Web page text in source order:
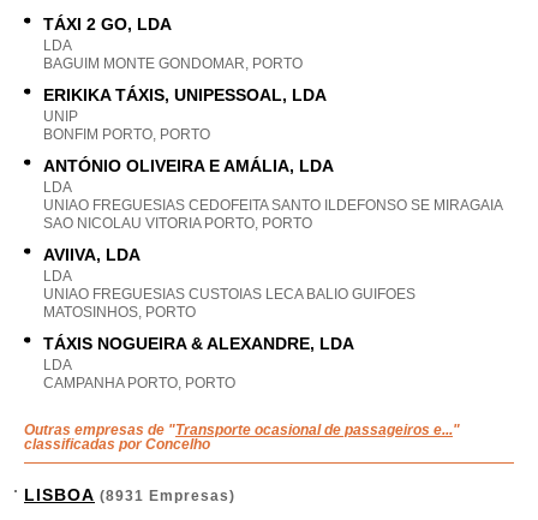
TÁXI 2 GO, LDA
LDA
BAGUIM MONTE GONDOMAR, PORTO
ERIKIKA TÁXIS, UNIPESSOAL, LDA
UNIP
BONFIM PORTO, PORTO
ANTÓNIO OLIVEIRA E AMÁLIA, LDA
LDA
UNIAO FREGUESIAS CEDOFEITA SANTO ILDEFONSO SE MIRAGAIA
SAO NICOLAU VITORIA PORTO, PORTO
AVIIVA, LDA
LDA
UNIAO FREGUESIAS CUSTOIAS LECA BALIO GUIFOES
MATOSINHOS, PORTO
TÁXIS NOGUEIRA & ALEXANDRE, LDA
LDA
CAMPANHA PORTO, PORTO
Outras empresas de "Transporte ocasional de passageiros e..."
classificadas por Concelho
LISBOA (8931 Empresas)